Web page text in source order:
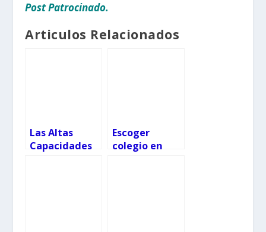
Post Patrocinado.
Articulos Relacionados
Las Altas
Capacidades
Escoger
colegio en